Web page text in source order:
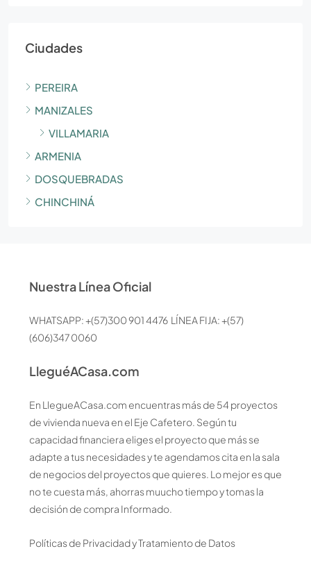
Ciudades
PEREIRA
MANIZALES
VILLAMARIA
ARMENIA
DOSQUEBRADAS
CHINCHINÁ
Nuestra Línea Oficial
WHATSAPP: +(57)300 901 4476 LÍNEA FIJA: +(57)
(606)347 0060
LleguéACasa.com
En LlegueACasa.com encuentras más de 54 proyectos
de vivienda nueva en el Eje Cafetero. Según tu
capacidad financiera eliges el proyecto que más se
adapte a tus necesidades y te agendamos cita en la sala
de negocios del proyectos que quieres. Lo mejor es que
no te cuesta más, ahorras muucho tiempo y tomas la
decisión de compra Informado.
Políticas de Privacidad y Tratamiento de Datos